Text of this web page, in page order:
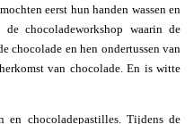
eerst hun handen wassen en
chocoladeworkshop waarin de
chocolade en hen ondertussen van
van chocolade. En is witte
en chocoladepastilles. Tijdens de